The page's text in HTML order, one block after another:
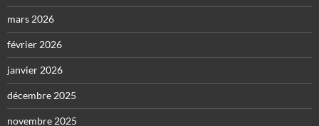
mars 2026
février 2026
janvier 2026
décembre 2025
novembre 2025